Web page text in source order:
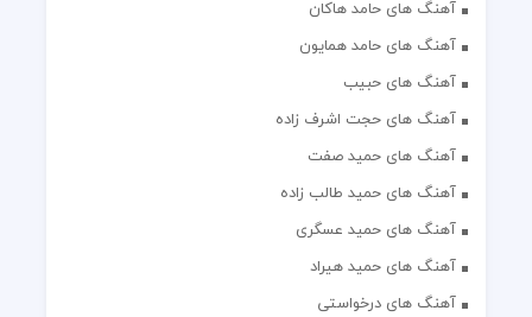
آهنگ های حامد هاکان
آهنگ های حامد همایون
آهنگ های حبیب
آهنگ های حجت اشرف زاده
آهنگ های حمید صفت
آهنگ های حمید طالب زاده
آهنگ های حمید عسگری
آهنگ های حمید هیراد
آهنگ های درخواستی